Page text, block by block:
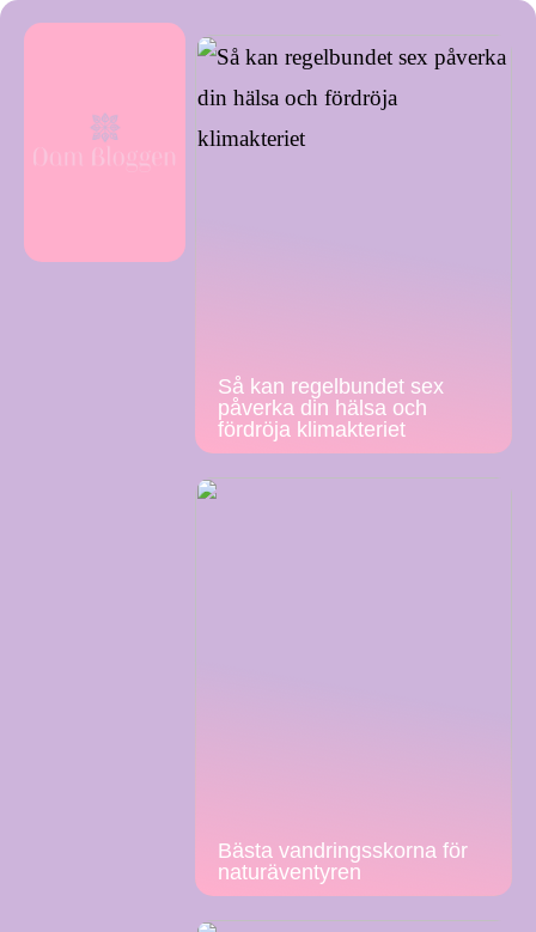
Så kan regelbundet sex
påverka din hälsa och
fördröja klimakteriet
Bästa vandringsskorna för
naturäventyren